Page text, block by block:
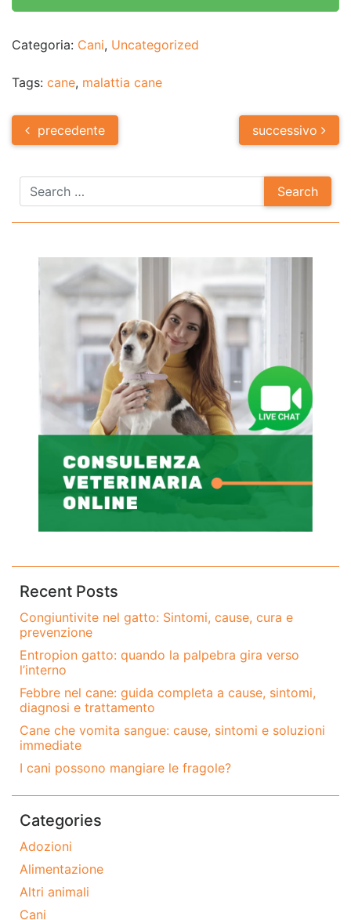
Categoria: Cani, Uncategorized
Tags: cane, malattia cane
Post
navigation
precedente successivo
Recent Posts
Congiuntivite nel gatto: Sintomi, cause, cura e
prevenzione
Entropion gatto: quando la palpebra gira verso
l’interno
Febbre nel cane: guida completa a cause, sintomi,
diagnosi e trattamento
Cane che vomita sangue: cause, sintomi e soluzioni
immediate
I cani possono mangiare le fragole?
Categories
Adozioni
Alimentazione
Altri animali
Cani